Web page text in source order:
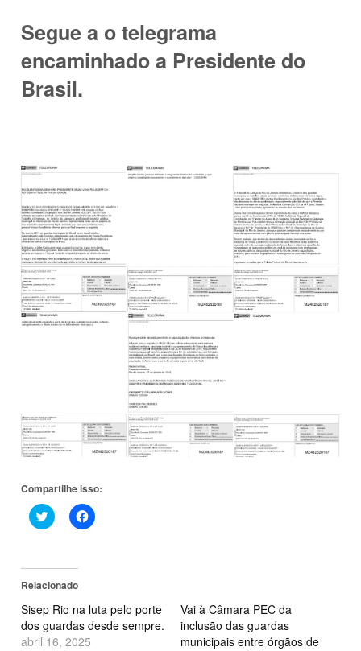
Segue a o telegrama
encaminhado a Presidente do
Brasil.
Compartilhe isso:
Clique
para
em
janela)
Clique
para
Relacionado
Sisep Rio na luta pelo porte
dos guardas desde sempre.
abril 16, 2025
Vai à Câmara PEC da
inclusão das guardas
municipais entre órgãos de